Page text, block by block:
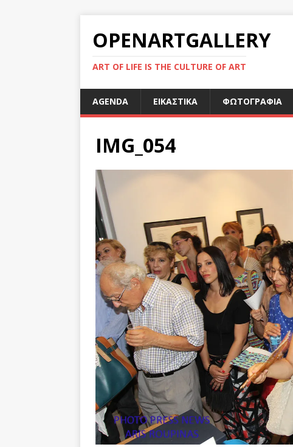
OPENARTGALLERY
ART OF LIFE IS THE CULTURE OF ART
AGENDA ΕΙΚΑΣΤΙΚΑ ΦΩΤΟΓΡΑΦΙΑ
IMG_054